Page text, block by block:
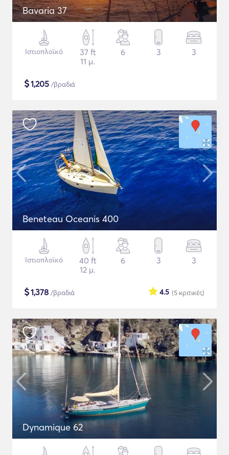
Bavaria 37
Ιστιοπλοϊκό
37 ft
11 μ.
6 3 3
$1,205 /βραδιά
Beneteau Oceanis 400
Ιστιοπλοϊκό
40 ft
12 μ.
6 3 3
$1,378 /βραδιά (5 κριτικές)
4.5
Dynamique 62